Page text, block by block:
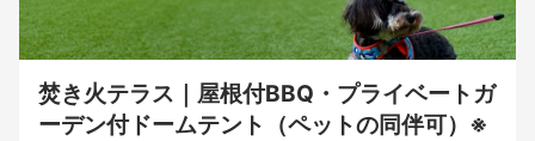
焚き火テラス｜屋根付BBQ・プライベートガ
ーデン付ドームテント（ペットの同伴可）※